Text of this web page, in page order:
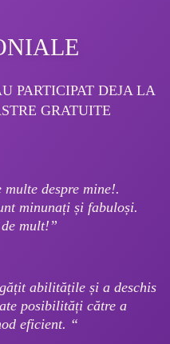
PARTICIPAT DEJA LA
GRATUITE
despre mine!.
minunați și fabuloși.
mult!”
abilitățile și a deschis
posibilități către a
eficient. “